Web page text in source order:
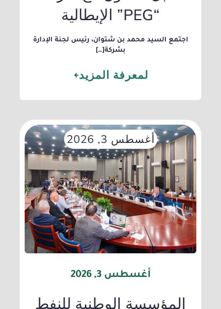
“PEG” الإيطالية
​اجتمع السيد محمد بن شتوان، رئيس لجنة الإدارة
بشركة[…]
لمعرفة المزيد
أغسطس 3, 2026
أغسطس 3, 2026
المؤسسة الوطنية للنفط